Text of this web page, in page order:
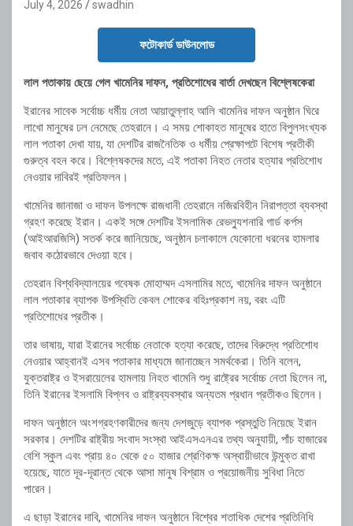
July 4, 2026 swadhin
ফটোকার্ড ডাউনলোড
লাল পতাকায় ছেয়ে গেল খামেনির দাফন, প্রতিশোধের বার্তা দেখছেন বিশ্লেষকেরা
ইরানের সাবেক সর্বোচ্চ ধর্মীয় নেতা আয়াতুল্লাহ আলি খামেনির দাফন অনুষ্ঠান ঘিরে
লাখো মানুষের ঢল নেমেছে তেহরানে। এ সময় শোকাহত মানুষের হাতে বিপুলসংখ্যক
লাল পতাকা দেখা যায়, যা দেশটির রাজনৈতিক ও ধর্মীয় প্রেক্ষাপটে বিশেষ প্রতীকী
গুরুত্ব বহন করে। বিশ্লেষকদের মতে, এই পতাকা নিহত নেতার হত্যার প্রতিশোধ
নেওয়ার দাবিরই প্রতিফলন।
খামেনির জানাজা ও দাফন উপলক্ষে রাজধানী তেহরানে নজিরবিহীন নিরাপত্তা ব্যবস্থা
গ্রহণ করেছে ইরান। একই সঙ্গে দেশটির ইসলামিক রেভল্যুশনারি গার্ড কর্পস
(আইআরজিসি) সতর্ক করে জানিয়েছে, অনুষ্ঠান চলাকালে যেকোনো ধরনের হামলার
জবাব কঠোরভাবে দেওয়া হবে।
তেহরান বিশ্ববিদ্যালয়ের গবেষক মোহাম্মদ এসলামির মতে, খামেনির দাফন অনুষ্ঠানে
লাল পতাকার ব্যাপক উপস্থিতি কেবল শোকের বহিঃপ্রকাশ নয়, বরং এটি
প্রতিশোধের প্রতীক।
তার ভাষায়, যারা ইরানের সর্বোচ্চ নেতাকে হত্যা করেছে, তাদের বিরুদ্ধে প্রতিশোধ
নেওয়ার আহ্বানই এসব পতাকার মাধ্যমে জানাচ্ছেন সমর্থকেরা। তিনি বলেন,
যুক্তরাষ্ট্র ও ইসরায়েলের হামলায় নিহত খামেনি শুধু রাষ্ট্রের সর্বোচ্চ নেতা ছিলেন না,
তিনি ইরানের ইসলামি বিপ্লব ও রাষ্ট্রব্যবস্থার অন্যতম প্রধান প্রতীকও ছিলেন।
দাফন অনুষ্ঠানে অংশগ্রহণকারীদের জন্য দেশজুড়ে ব্যাপক প্রস্তুতি নিয়েছে ইরান
সরকার। দেশটির রাষ্ট্রীয় সংবাদ সংস্থা আইএসএনএর তথ্য অনুযায়ী, পাঁচ হাজারের
বেশি স্কুল এবং প্রায় ৪০ থেকে ৫০ হাজার শ্রেণিকক্ষ অস্থায়ীভাবে উন্মুক্ত রাখা
হয়েছে, যাতে দূর-দূরান্ত থেকে আসা মানুষ বিশ্রাম ও প্রয়োজনীয় সুবিধা নিতে
পারেন।
এ ছাড়া ইরানের দাবি, খামেনির দাফন অনুষ্ঠানে বিশ্বের শতাধিক দেশের প্রতিনিধি